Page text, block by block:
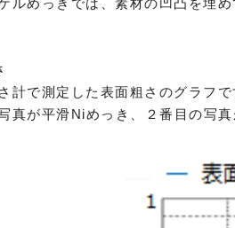
計で測定した表面粗さのグラフで
真が平滑Niめっき、２番目の写